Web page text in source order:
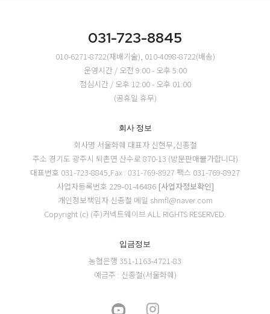
031-723-8845
010-6271-8722(재배기술), 010-4098-8722(배송)
운영시간 / 오전 9:00 - 오후 5:00
점심시간 / 오후 12:00 - 오후 01:00
(공휴일 휴무)
회사 정보
회사명 서울화훼 대표자 신현무,신종철
주소 경기도 광주시 퇴촌면 산수로 870-13 (방문판매불가합니다)
대표번호 031-723-8845,Fax : 031-769-8927 팩스 031-769-8927
사업자등록번호 229-01-46486 [사업자정보확인]
개인정보책임자 신종철 메일 shmfl@naver.com
Copyright (c) (주)커넥트웨이브 ALL RIGHTS RESERVED.
입금정보
농협은행 351-1163-4721-83
예금주 : 신종철(서울화훼)